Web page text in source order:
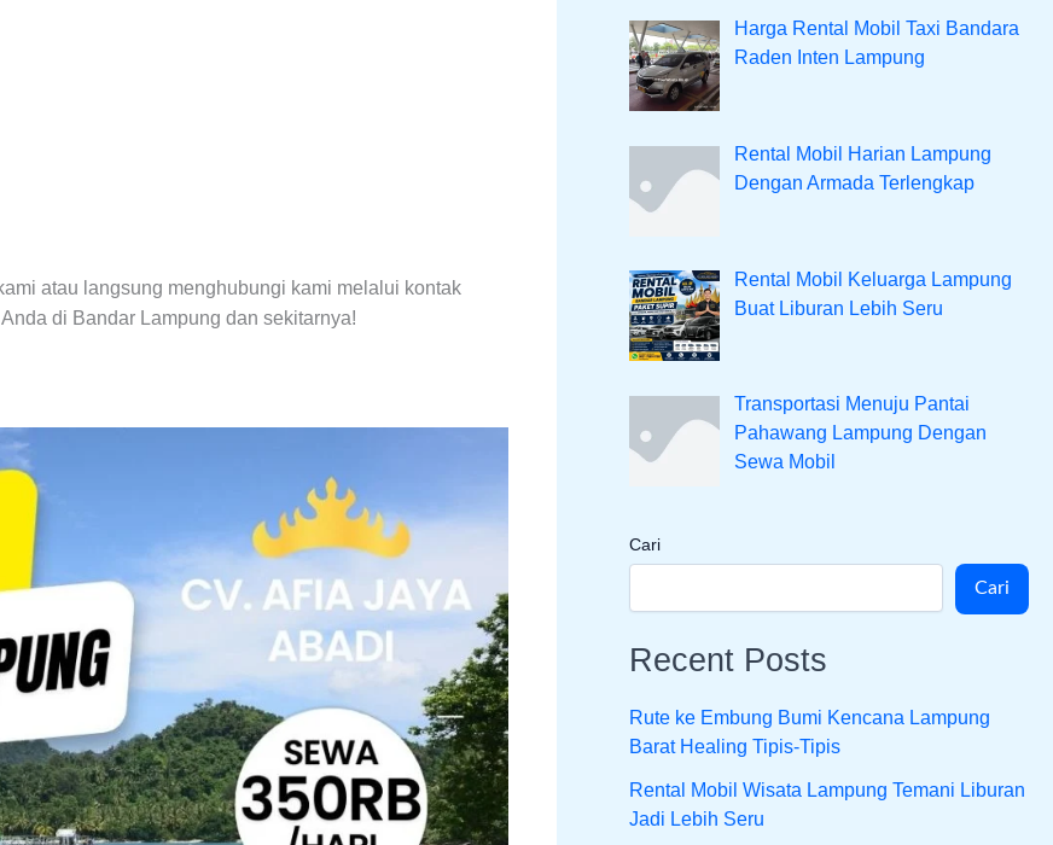
atau langsung menghubungi kami melalui kontak
di Bandar Lampung dan sekitarnya!
Harga Rental Mobil Taxi Bandara
Raden Inten Lampung
Rental Mobil Harian Lampung
Dengan Armada Terlengkap
Rental Mobil Keluarga Lampung
Buat Liburan Lebih Seru
Transportasi Menuju Pantai
Pahawang Lampung Dengan
Sewa Mobil
Cari
Cari
Recent Posts
Rute ke Embung Bumi Kencana Lampung
Barat Healing Tipis-Tipis
Rental Mobil Wisata Lampung Temani Liburan
Jadi Lebih Seru